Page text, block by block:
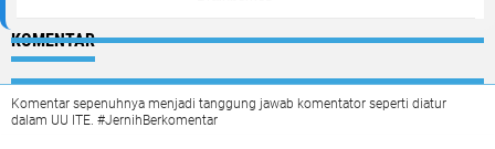
KOMENTAR
Komentar sepenuhnya menjadi tanggung jawab komentator seperti diatur
dalam UU ITE. #JernihBerkomentar